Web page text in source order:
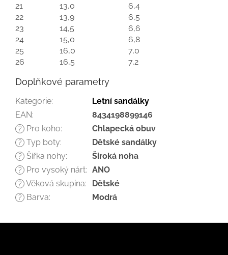
21
13,0
6,4
22
13,9
6,5
23
14,5
6,6
24
15,0
6,8
25
16,0
7,0
26
16,5 7,2
Doplňkové parametry
Kategorie:
Letní sandálky
EAN: 8434198899146
? Pro koho: Chlapecká obuv
? Typ boty: Dětské sandálky
? Šířka nohy: Široká noha
? Pro vysoký nárt: ANO
? Věková skupina: Dětské
? Barva: Modrá